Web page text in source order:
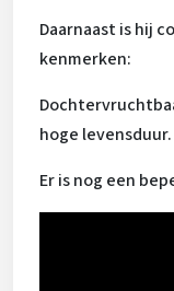
Daarnaast is hij
kenmerken:
hoge levensduur.
Er is nog een